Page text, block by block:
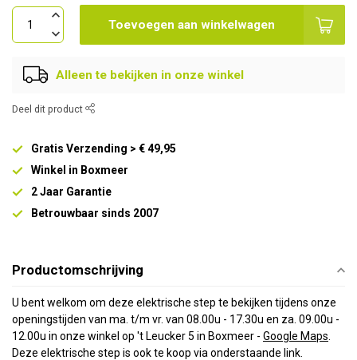
Toevoegen aan winkelwagen
Alleen te bekijken in onze winkel
Deel dit product
Gratis Verzending > € 49,95
Winkel in Boxmeer
2 Jaar Garantie
Betrouwbaar sinds 2007
Productomschrijving
U bent welkom om deze elektrische step te bekijken tijdens onze
openingstijden van ma. t/m vr. van 08.00u - 17.30u en za. 09.00u -
12.00u in onze winkel op 't Leucker 5 in Boxmeer - Google Maps
Deze elektrische step is ook te koop via onderstaande link.